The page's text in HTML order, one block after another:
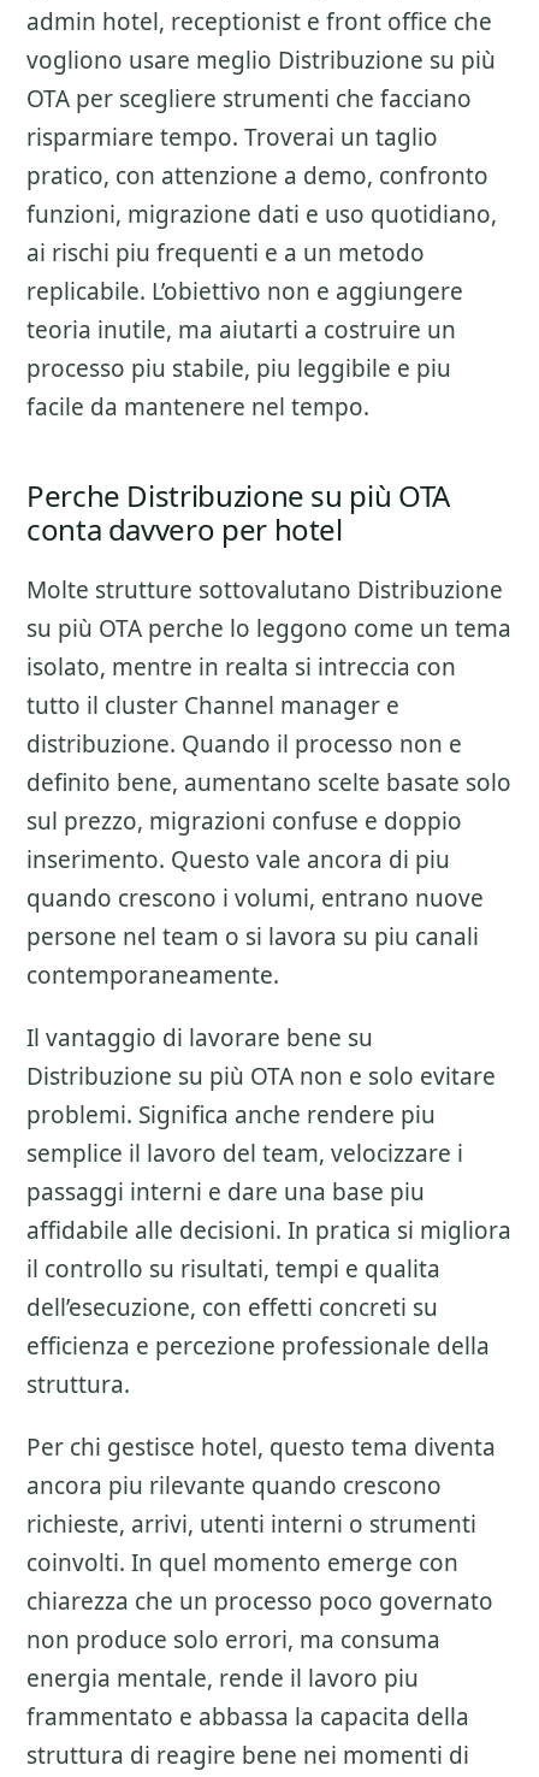
admin hotel, receptionist e front office che
vogliono usare meglio Distribuzione su più
OTA per scegliere strumenti che facciano
risparmiare tempo. Troverai un taglio
pratico, con attenzione a demo, confronto
funzioni, migrazione dati e uso quotidiano,
ai rischi piu frequenti e a un metodo
replicabile. L’obiettivo non e aggiungere
teoria inutile, ma aiutarti a costruire un
processo piu stabile, piu leggibile e piu
facile da mantenere nel tempo.
Perche Distribuzione su più OTA
conta davvero per hotel
Molte strutture sottovalutano Distribuzione
su più OTA perche lo leggono come un tema
isolato, mentre in realta si intreccia con
tutto il cluster Channel manager e
distribuzione. Quando il processo non e
definito bene, aumentano scelte basate solo
sul prezzo, migrazioni confuse e doppio
inserimento. Questo vale ancora di piu
quando crescono i volumi, entrano nuove
persone nel team o si lavora su piu canali
contemporaneamente.
Il vantaggio di lavorare bene su
Distribuzione su più OTA non e solo evitare
problemi. Significa anche rendere piu
semplice il lavoro del team, velocizzare i
passaggi interni e dare una base piu
affidabile alle decisioni. In pratica si migliora
il controllo su risultati, tempi e qualita
dell’esecuzione, con effetti concreti su
efficienza e percezione professionale della
struttura.
Per chi gestisce hotel, questo tema diventa
ancora piu rilevante quando crescono
richieste, arrivi, utenti interni o strumenti
coinvolti. In quel momento emerge con
chiarezza che un processo poco governato
non produce solo errori, ma consuma
energia mentale, rende il lavoro piu
frammentato e abbassa la capacita della
struttura di reagire bene nei momenti di